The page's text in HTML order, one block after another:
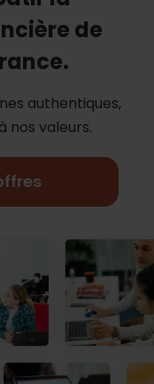
de
authentiques,
nos valeurs.